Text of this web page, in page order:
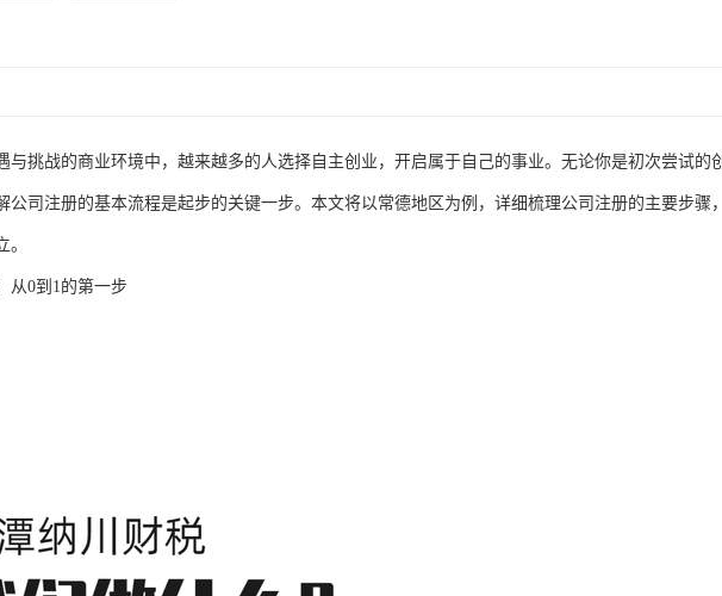
与挑战的商业环境中，越来越多的人选择自主创业，开启属于自己的事业。无论你是初次尝试的
公司注册的基本流程是起步的关键一步。本文将以常德地区为例，详细梳理公司注册的主要步骤
。
从0到1的第一步